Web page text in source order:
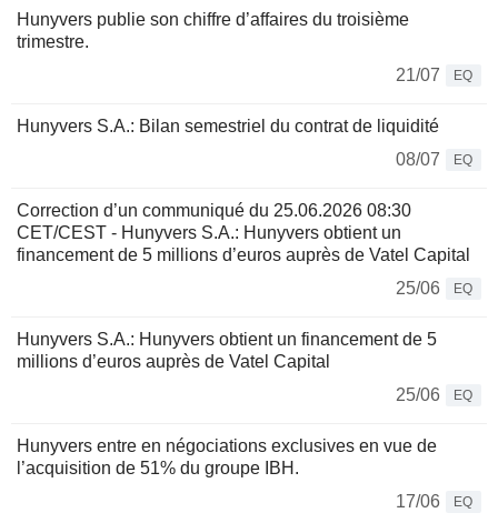
Hunyvers publie son chiffre d’affaires du troisième
trimestre.
21/07
EQ
Hunyvers S.A.: Bilan semestriel du contrat de liquidité
08/07
EQ
Correction d’un communiqué du 25.06.2026 08:30
CET/CEST - Hunyvers S.A.: Hunyvers obtient un
financement de 5 millions d’euros auprès de Vatel Capital
25/06
EQ
Hunyvers S.A.: Hunyvers obtient un financement de 5
millions d’euros auprès de Vatel Capital
25/06
EQ
Hunyvers entre en négociations exclusives en vue de
l’acquisition de 51% du groupe IBH.
17/06
EQ